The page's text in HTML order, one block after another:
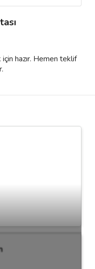
hazır. Hemen teklif